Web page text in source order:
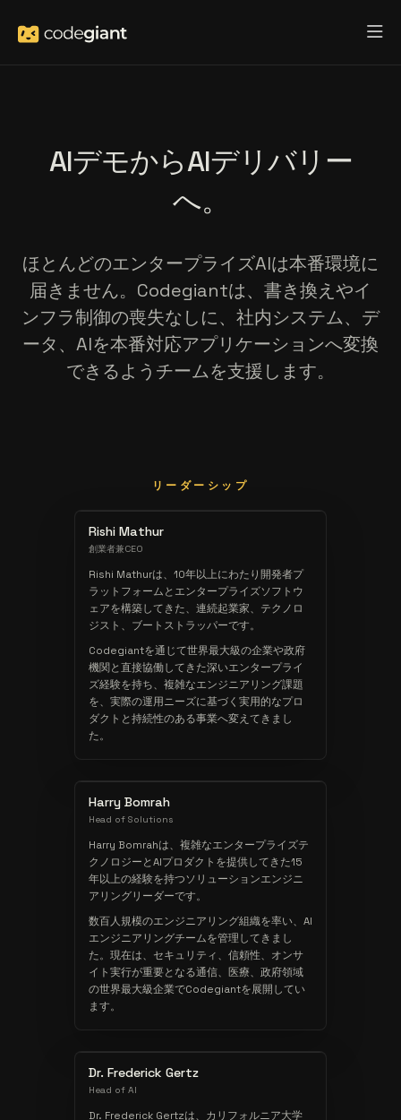
AIデモからAIデリバリー
へ。
ほとんどのエンタープライズAIは本番環境に
届きません。Codegiantは、書き換えやイ
ンフラ制御の喪失なしに、社内システム、デ
ータ、AIを本番対応アプリケーションへ変換
できるようチームを支援します。
リーダーシップ
Rishi Mathur
創業者兼CEO
Rishi Mathurは、10年以上にわたり開発者プ
ラットフォームとエンタープライズソフトウ
ェアを構築してきた、連続起業家、テクノロ
ジスト、ブートストラッパーです。
Codegiantを通じて世界最大級の企業や政府
機関と直接協働してきた深いエンタープライ
ズ経験を持ち、複雑なエンジニアリング課題
を、実際の運用ニーズに基づく実用的なプロ
ダクトと持続性のある事業へ変えてきまし
た。
Harry Bomrah
Head of Solutions
Harry Bomrahは、複雑なエンタープライズテ
クノロジーとAIプロダクトを提供してきた15
年以上の経験を持つソリューションエンジニ
アリングリーダーです。
数百人規模のエンジニアリング組織を率い、AI
エンジニアリングチームを管理してきまし
た。現在は、セキュリティ、信頼性、オンサ
イト実行が重要となる通信、医療、政府領域
の世界最大級企業でCodegiantを展開してい
ます。
Dr. Frederick Gertz
Head of AI
Dr. Frederick Gertzは、カリフォルニア大学